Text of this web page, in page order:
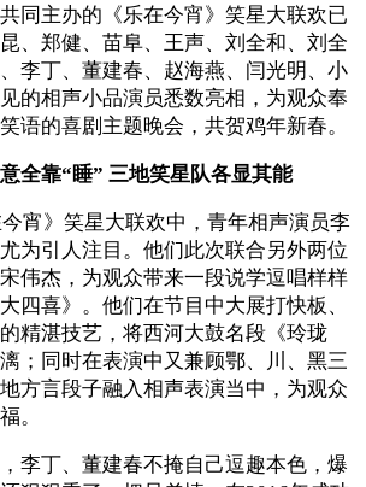
同主办的《乐在今宵》笑星大联欢已
、郑健、苗阜、王声、刘全和、刘全
李丁、董建春、赵海燕、闫光明、小
的相声小品演员悉数亮相，为观众奉
语的喜剧主题晚会，共贺鸡年新春。
全靠“睡” 三地笑星队各显其能
》笑星大联欢中，青年相声演员李
为引人注目。他们此次联合另外两位
伟杰，为观众带来一段说学逗唱样样
四喜》。他们在节目中大展打快板、
精湛技艺，将西河大鼓名段《玲珑
；同时在表演中又兼顾鄂、川、黑三
方言段子融入相声表演当中，为观众
。
丁、董建春不掩自己逗趣本色，爆